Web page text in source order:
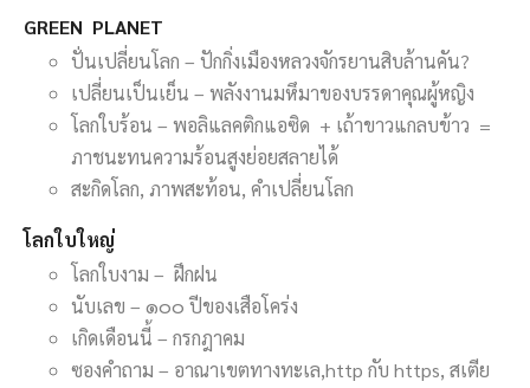
GREEN PLANET
ปั่นเปลี่ยนโลก – ปักกิ่งเมืองหลวงจักรยานสิบล้านคัน?
เปลี่ยนเป็นเย็น – พลังงานมหึมาของบรรดาคุณผู้หญิง
โลกใบร้อน – พอลิแลคติกแอซิด + เถ้าขาวแกลบข้าว =
ภาชนะทนความร้อนสูงย่อยสลายได้
สะกิดโลก, ภาพสะท้อน, คำเปลี่ยนโลก
โลกใบใหญ่
โลกใบงาม – ฝึกฝน
นับเลข – ๑๐๐ ปีของเสือโคร่ง
เกิดเดือนนี้ – กรกฎาคม
ซองคำถาม – อาณาเขตทางทะเล,http กับ https, สเตีย